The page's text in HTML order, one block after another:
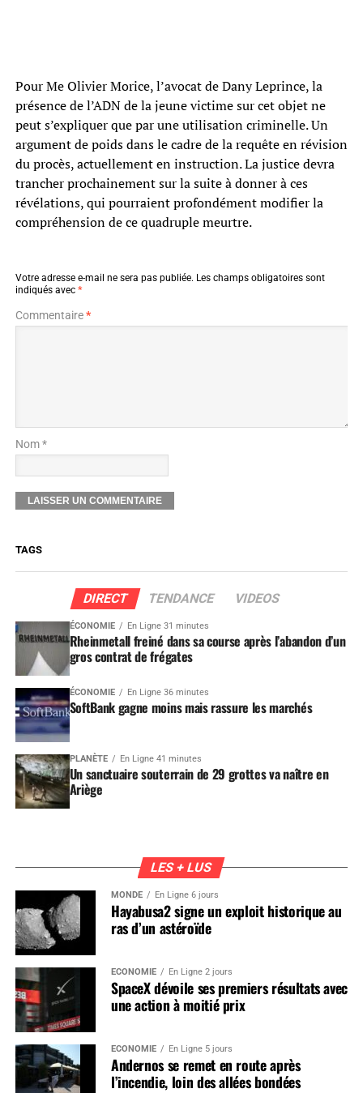
Pour Me Olivier Morice, l’avocat de Dany Leprince, la
présence de l’ADN de la jeune victime sur cet objet ne
peut s’expliquer que par une utilisation criminelle. Un
argument de poids dans le cadre de la requête en révision
du procès, actuellement en instruction. La justice devra
trancher prochainement sur la suite à donner à ces
révélations, qui pourraient profondément modifier la
compréhension de ce quadruple meurtre.
Votre adresse e-mail ne sera pas publiée. Les champs obligatoires sont
indiqués avec *
Commentaire*
Nom *
TAGS
DIRECT TENDANCE VIDEOS
ÉCONOMIE En Ligne 31 minutes
Rheinmetall freiné dans sa course après l’abandon d’un
gros contrat de frégates
ÉCONOMIE En Ligne 36 minutes
SoftBank gagne moins mais rassure les marchés
PLANÈTE En Ligne 41 minutes
Un sanctuaire souterrain de 29 grottes va naître en
Ariège
LES + LUS
MONDE En Ligne 6 jours
Hayabusa2 signe un exploit historique au
ras d’un astéroïde
ÉCONOMIE En Ligne 2 jours
SpaceX dévoile ses premiers résultats avec
une action à moitié prix
ÉCONOMIE En Ligne 5 jours
Andernos se remet en route après
l’incendie, loin des allées bondées